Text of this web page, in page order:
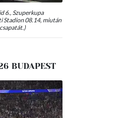
6., Szuperkupa
Stadion 08.14, miután
BUDAPEST